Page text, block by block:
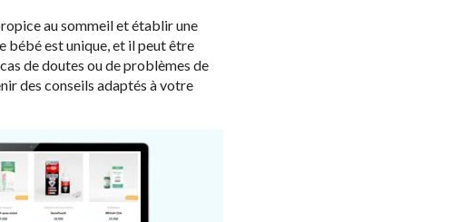
au sommeil et établir une
bébé est unique, et il peut être
de doutes ou de problèmes de
des conseils adaptés à votre